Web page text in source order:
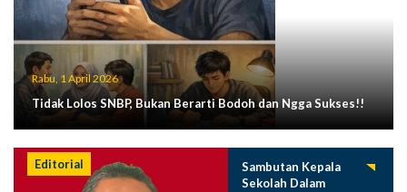
Rabu, 1 April 2026
Tidak Lolos SNBP, Bukan Berarti Bodoh dan Ngga Sukses!!
Editorial
Sambutan Kepala
Sekolah Dalam